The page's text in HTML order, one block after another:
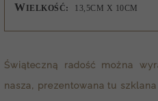
W IELKOŚĆ: 13,5CM X 10CM
Świąteczną radość można
nasza, prezentowana tu